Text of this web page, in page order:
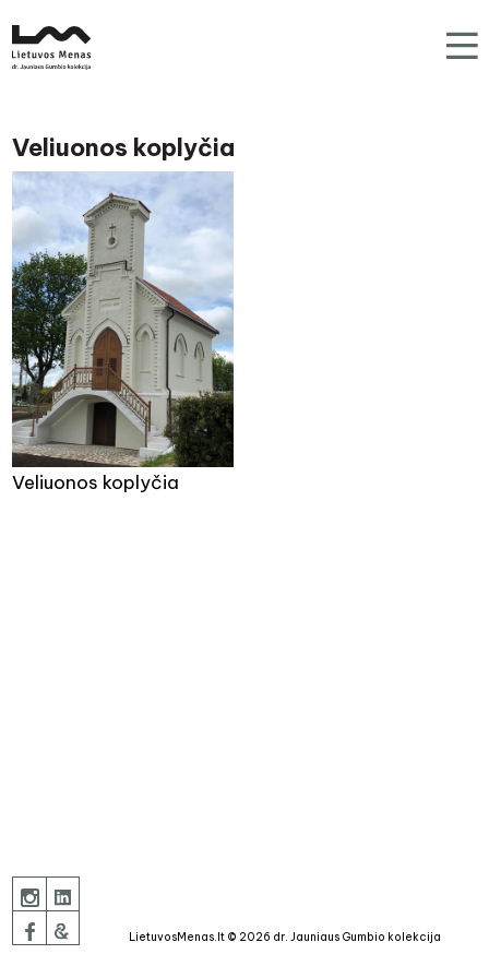
Veliuonos koplyčia
Veliuonos koplyčia
LietuvosMenas.lt © 2026 dr. Jauniaus Gumbio kolekcija